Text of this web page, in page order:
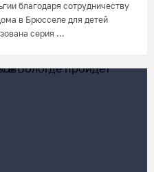
благодаря сотрудничеству
в Брюсселе для детей
серия ...